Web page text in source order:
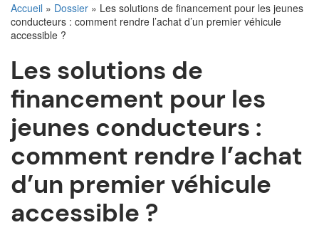
Accueil » Dossier » Les solutions de financement pour les jeunes
conducteurs : comment rendre l’achat d’un premier véhicule
accessible ?
Les solutions de
financement pour les
jeunes conducteurs :
comment rendre l’achat
d’un premier véhicule
accessible ?